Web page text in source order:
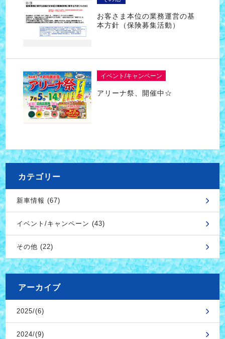
お客さま本位の業務運営の基
本方針（保険募集活動）
イベント/キャンペーン
アリーナ祭、開催中☆
カテゴリー
新車情報 (67)
イベント/キャンペーン (43)
その他 (22)
アーカイブ
2025/(6)
2024/(9)